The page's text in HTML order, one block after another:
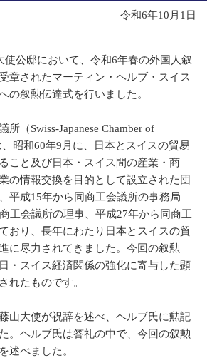
令和6年10月1日
公邸において、令和6年春の外国人叙
章されたマーティン・ヘルブ・スイス
の叙勲伝達式を行いました。
（Swiss-Japanese Chamber of
、昭和60年9月に、日本とスイスの貿易
こと及び日本・スイス間の産業・商
の情報交換を目的として設立された団
平成15年から同商工会議所の事務局
工会議所の理事、平成27年から同商工
おり、長年にわたり日本とスイスの貿
に尽力されてきました。今回の叙勲
・スイス経済関係の強化に寄与した顕
れたものです。
山大使が祝辞を述べ、ヘルブ氏に勲記
。ヘルブ氏は答礼の中で、今回の叙勲
述べました。